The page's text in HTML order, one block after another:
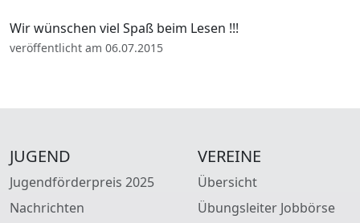
Wir wünschen viel Spaß beim Lesen !!!
veröffentlicht am 06.07.2015
JUGEND
Jugendförderpreis 2025
Nachrichten
VEREINE
Übersicht
Übungsleiter Jobbörse